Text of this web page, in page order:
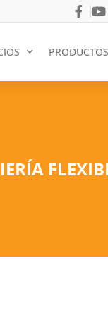
PRODUCTOS